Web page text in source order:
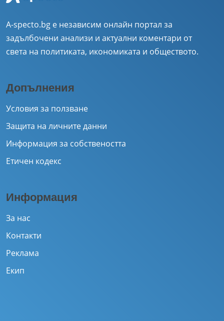
A-specto.bg е независим онлайн портал за
задълбочени анализи и актуални коментари от
света на политиката, икономиката и обществото.
Допълнения
Условия за ползване
Защита на личните данни
Информация за собствеността
Етичен кодекс
Информация
За нас
Контакти
Реклама
Екип